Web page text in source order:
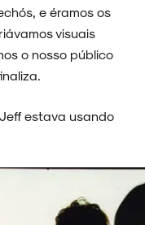
e éramos os
visuais
o nosso público
estava usando